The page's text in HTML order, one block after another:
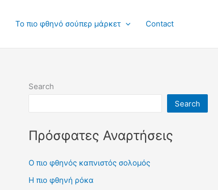
Το πιο φθηνό σούπερ μάρκετ Contact
Search
Search
Πρόσφατες Αναρτήσεις
Ο πιο φθηνός καπνιστός σολομός
Η πιο φθηνή ρόκα